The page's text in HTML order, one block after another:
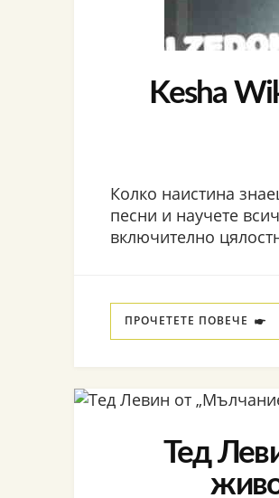
Kesha
Колко наистина
песни и научете
включително
ПРОЧЕТЕТЕ ПОВЕЧЕ
Тед